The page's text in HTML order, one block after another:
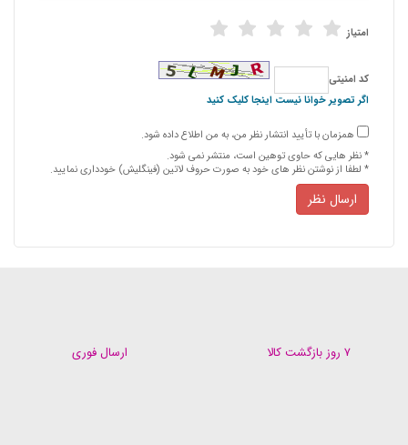
امتیاز
كد امنیتی
اگر تصویر خوانا نیست اینجا کلیک کنید
همزمان با تأیید انتشار نظر من، به من اطلاع داده شود.
* نظر هایی كه حاوی توهین است، منتشر نمی شود.
* لطفا از نوشتن نظر های خود به صورت حروف لاتین (فینگلیش) خودداری نمایید.
ارسال نظر
ارسال فوری ۷ روز بازگشت کالا